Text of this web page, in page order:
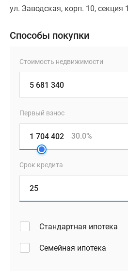
ул. Заводская, корп. 10, секция 1
Способы покупки
Стоимость недвижимости
Первый взнос
30.0%
Срок кредита
Стандартная ипотека
Семейная ипотека